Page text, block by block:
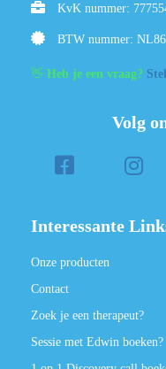
KvK nummer:
BTW nummer:
👋 Heb je een vraag?
Volg
Interessante
Onze producten
Contact
Zoek je een therapeut?
Sessie met Edwin boeken?